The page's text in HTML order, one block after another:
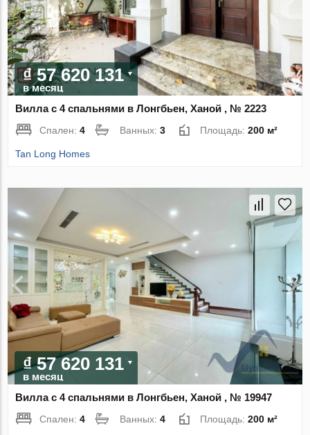
₫ 57 620 131
в месяц
Вилла с 4 спальнями в Лонгбьен, Ханой , № 2223
Спален:4 Ванных:3 Площадь:200 м²
Tan Long Homes
₫ 57 620 131
в месяц
Вилла с 4 спальнями в Лонгбьен, Ханой , № 19947
Спален:4 Ванных:4 Площадь:200 м²